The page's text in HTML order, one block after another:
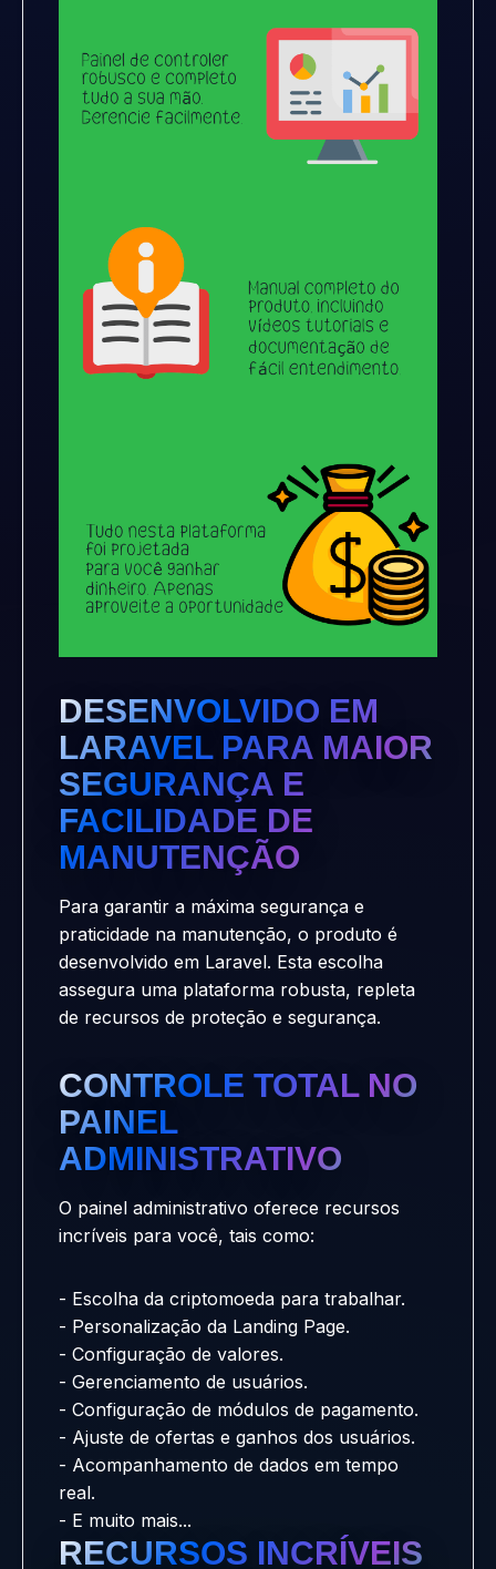
DESENVOLVIDO EM
LARAVEL PARA MAIOR
SEGURANÇA E
FACILIDADE DE
MANUTENÇÃO
Para garantir a máxima segurança e
praticidade na manutenção, o produto é
desenvolvido em Laravel. Esta escolha
assegura uma plataforma robusta, repleta
de recursos de proteção e segurança.
CONTROLE TOTAL NO
PAINEL
ADMINISTRATIVO
O painel administrativo oferece recursos
incríveis para você, tais como:
- Escolha da criptomoeda para trabalhar.
- Personalização da Landing Page.
- Configuração de valores.
- Gerenciamento de usuários.
- Configuração de módulos de pagamento.
- Ajuste de ofertas e ganhos dos usuários.
- Acompanhamento de dados em tempo
real.
- E muito mais...
RECURSOS INCRÍVEIS